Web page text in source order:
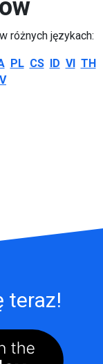
różnych językach:
PL CS ID VI TH
teraz!